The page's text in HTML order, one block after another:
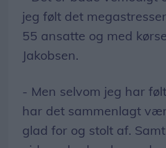
jeg følt det
55 ansatte og med
Jakobsen.
- Men selvom jeg har
har det sammenlagt
glad for og stolt af.